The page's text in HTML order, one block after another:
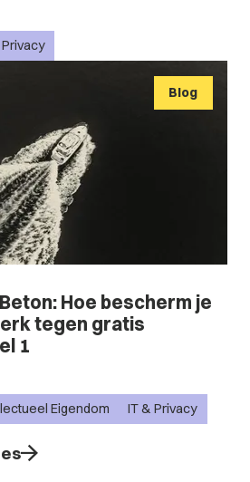
Hoe bescherm je
tegen gratis
1
Eigendom IT & Privacy
Blog